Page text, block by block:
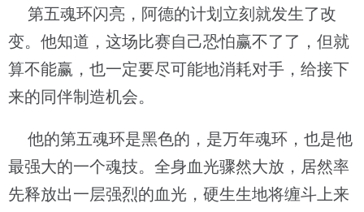
第五魂环闪亮，阿德的计划立刻就发生了改
变。他知道，这场比赛自己恐怕赢不了了，但就
算不能赢，也一定要尽可能地消耗对手，给接下
来的同伴制造机会。
他的第五魂环是黑色的，是万年魂环，也是他
最强大的一个魂技。全身血光骤然大放，居然率
先释放出一层强烈的血光，硬生生地将缠斗上来